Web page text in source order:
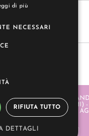
- GUZZI SAS DI
GORGONZOLA (MI) -
DA
- APERION WEB
di più
NECESSARI
RIFIUTA TUTTO
DETTAGLI